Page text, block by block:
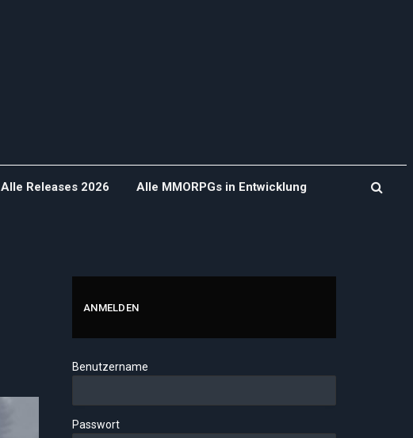
Alle Releases 2026 Alle MMORPGs in Entwicklung
ANMELDEN
Benutzername
Passwort